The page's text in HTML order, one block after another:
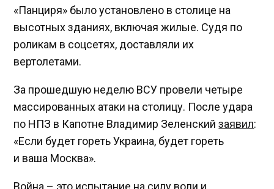
«Панциря» было установлено в столице на
высотных зданиях, включая жилые. Судя по
роликам в соцсетях, доставляли их
вертолетами.
За прошедшую неделю ВСУ провели четыре
массированных атаки на столицу. После удара
по НПЗ в Капотне Владимир Зеленскийзаявил:
«Если будет гореть Украина, будет гореть
и ваша Москва».
Война – это испытание на силу воли и